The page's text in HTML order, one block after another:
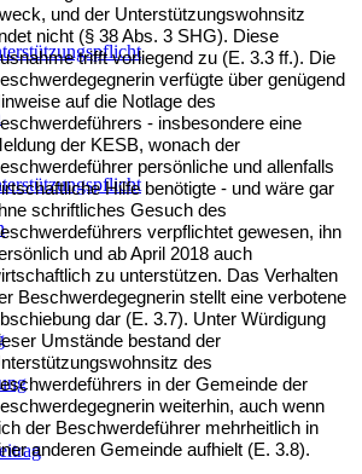
und der Unterstützungswohnsitz
nicht (§ 38 Abs. 3 SHG). Diese
trifft vorliegend zu (E. 3.3 ff.). Die
verfügte über genügend
auf die Notlage des
- insbesondere eine
der KESB, wonach der
persönliche und allenfalls
Hilfe benötigte - und wäre gar
schriftliches Gesuch des
verpflichtet gewesen, ihn
und ab April 2018 auch
zu unterstützen. Das Verhalten
Beschwerdegegnerin stellt eine verbotene
dar (E. 3.7). Unter Würdigung
Umstände bestand der
des
in der Gemeinde der
weiterhin, auch wenn
der Beschwerdeführer mehrheitlich in
anderen Gemeinde aufhielt (E. 3.8).